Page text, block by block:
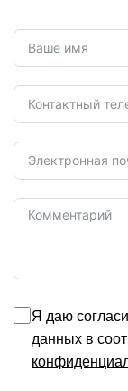
Я даю
данных в